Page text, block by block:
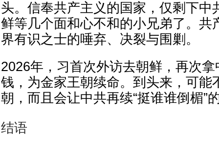
头。信奉共产主义的国家，仅剩下中
鲜等几个面和心不和的小兄弟了。共
界有识之士的唾弃、决裂与围剿。
2026年，习首次外访去朝鲜，再次
钱，为金家王朝续命。到头来，可能
朝，而且会让中共再续“挺谁谁倒楣”
结语